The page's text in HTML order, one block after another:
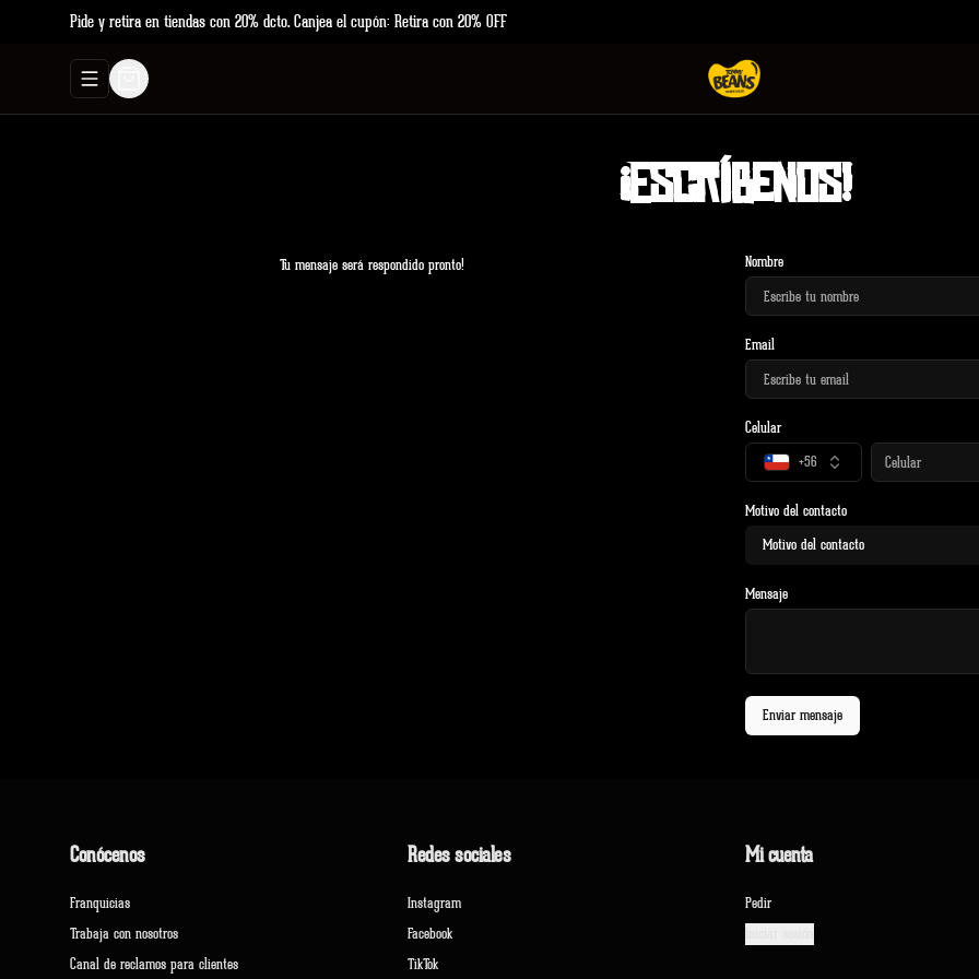
Pide y retira en tiendas con 20% dcto. Canjea el cupón: Retira con 20% OFF
Abrir menu de navegación
¡Escríbenos!
Tu mensaje será respondido pronto! Nombre
Email
Celular
+56
Motivo del contacto
Motivo del contacto
Mensaje
Enviar mensaje
Conócenos
Franquicias
Trabaja con nosotros
Canal de reclamos para clientes
Redes sociales
Instagram
Facebook
TikTok
Mi cuenta
Pedir